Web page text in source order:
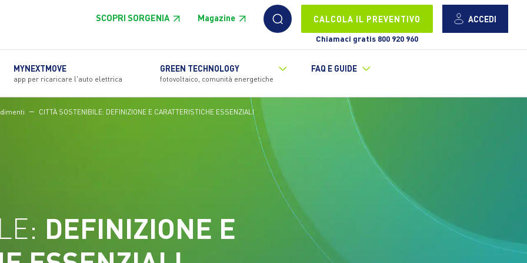
SCOPRI SORGENIA Magazine CALCOLA IL PREVENTIVO
Chiamaci gratis 800 920 960
ACCEDI
MYNEXTMOVE
app per ricaricare l'auto elettrica
GREEN TECHNOLOGY
fotovoltaico, comunità energetiche
FAQ E GUIDE
CITTÀ SOSTENIBILE: DEFINIZIONE E CARATTERISTICHE ESSENZIALI
DEFINIZIONE E